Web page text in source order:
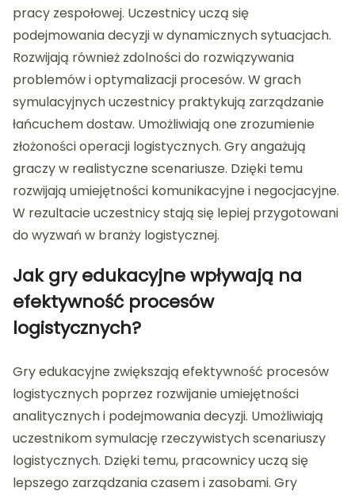
pracy zespołowej. Uczestnicy uczą się
podejmowania decyzji w dynamicznych sytuacjach.
Rozwijają również zdolności do rozwiązywania
problemów i optymalizacji procesów. W grach
symulacyjnych uczestnicy praktykują zarządzanie
łańcuchem dostaw. Umożliwiają one zrozumienie
złożoności operacji logistycznych. Gry angażują
graczy w realistyczne scenariusze. Dzięki temu
rozwijają umiejętności komunikacyjne i negocjacyjne.
W rezultacie uczestnicy stają się lepiej przygotowani
do wyzwań w branży logistycznej.
Jak gry edukacyjne wpływają na
efektywność procesów
logistycznych?
Gry edukacyjne zwiększają efektywność procesów
logistycznych poprzez rozwijanie umiejętności
analitycznych i podejmowania decyzji. Umożliwiają
uczestnikom symulację rzeczywistych scenariuszy
logistycznych. Dzięki temu, pracownicy uczą się
lepszego zarządzania czasem i zasobami. Gry